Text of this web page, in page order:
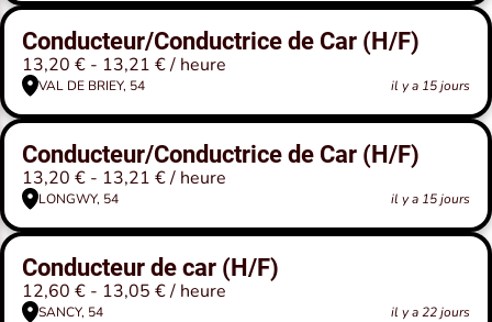
Conducteur/Conductrice de Car (H/F)
13,20 € - 13,21 € / heure
VAL DE BRIEY, 54 il y a 15 jours
Conducteur/Conductrice de Car (H/F)
13,20 € - 13,21 € / heure
LONGWY, 54 il y a 15 jours
Conducteur de car (H/F)
12,60 € - 13,05 € / heure
SANCY, 54 il y a 22 jours